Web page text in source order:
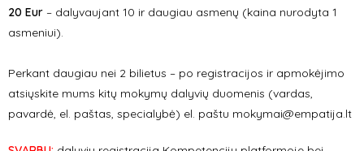
20 Eur – dalyvaujant 10 ir daugiau asmenų (kaina nurodyta 1
asmeniui).
Perkant daugiau nei 2 bilietus – po registracijos ir apmokėjimo
atsiųskite mums kitų mokymų dalyvių duomenis (vardas,
pavardė, el. paštas, specialybė) el. paštu mokymai@empatija.lt